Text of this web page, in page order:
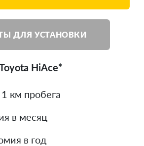
ДЛЯ УСТАНОВКИ
HiAce*
км пробега
в месяц
в год